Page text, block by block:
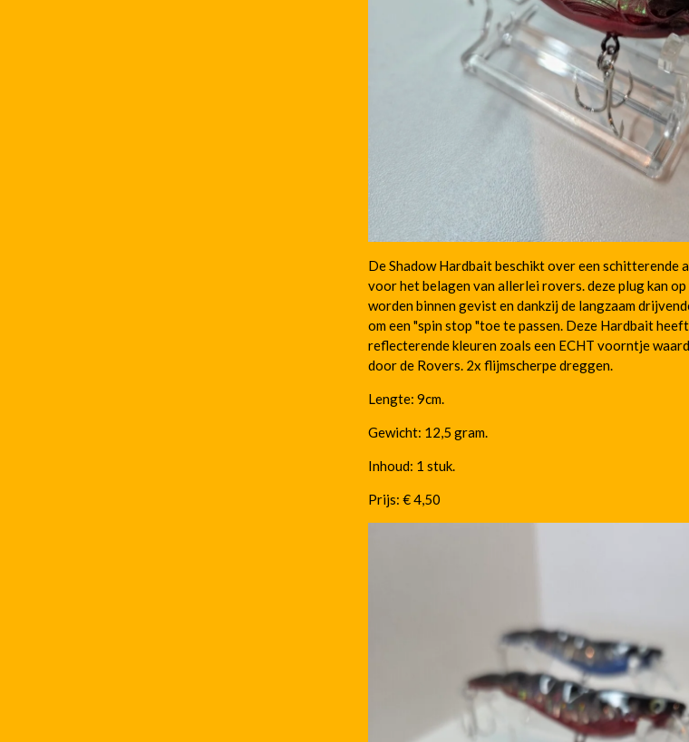
De Shadow Hardbait beschikt over een schitterende
voor het belagen van allerlei rovers. deze plug kan
worden binnen gevist en dankzij de langzaam
om een "spin stop "toe te passen. Deze Hardbait
reflecterende kleuren zoals een ECHT voorntje
door de Rovers. 2x flijmscherpe dreggen.
Lengte: 9cm.
Gewicht: 12,5 gram.
Inhoud: 1 stuk.
Prijs: € 4,50